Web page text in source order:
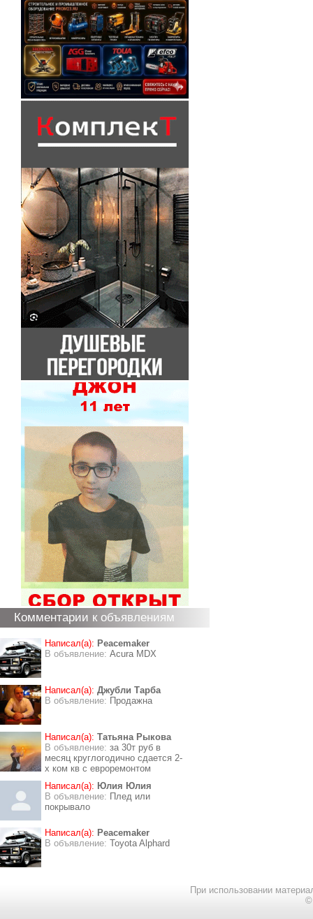
Комментарии к объявлениям
Написал(а): Peacemaker
В объявление: Acura MDX
Написал(а): Джубли Тарба
В объявление: Продажна
Написал(а): Татьяна Рыкова
В объявление: за 30т руб в
месяц круглогодично сдается 2-
х ком кв с евроремонтом
Написал(а): Юлия Юлия
В объявление: Плед или
покрывало
Написал(а): Peacemaker
В объявление: Toyota Alphard
При использовании